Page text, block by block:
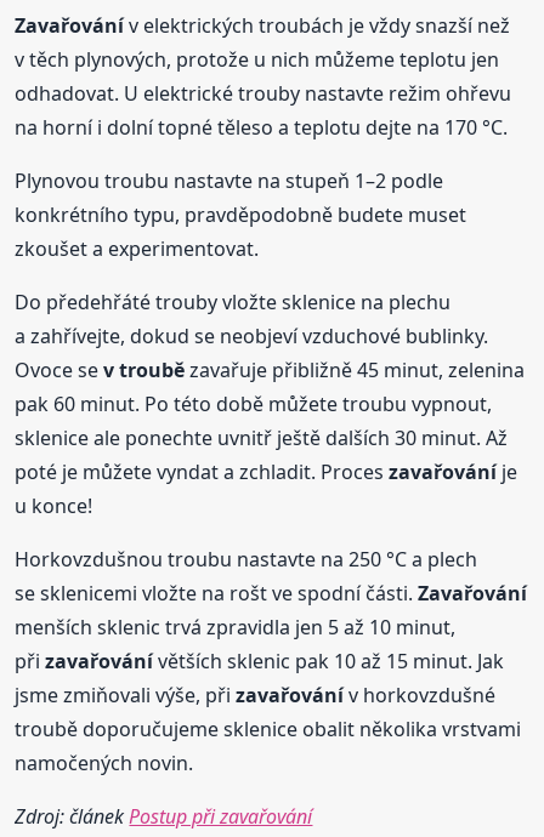
Zavařovánív elektrických troubách je vždy snazší než
v těch plynových, protože u nich můžeme teplotu jen
odhadovat. U elektrické trouby nastavte režim ohřevu
na horní i dolní topné těleso a teplotu dejte na 170 °C.
Plynovou troubu nastavte na stupeň 1–2 podle
konkrétního typu, pravděpodobně budete muset
zkoušet a experimentovat.
Do předehřáté trouby vložte sklenice na plechu
a zahřívejte, dokud se neobjeví vzduchové bublinky.
Ovoce sev troubězavařuje přibližně 45 minut, zelenina
pak 60 minut. Po této době můžete troubu vypnout,
sklenice ale ponechte uvnitř ještě dalších 30 minut. Až
poté je můžete vyndat a zchladit. Proceszavařováníje
u konce!
Horkovzdušnou troubu nastavte na 250 °C a plech
se sklenicemi vložte na rošt ve spodní části.Zavařování
menších sklenic trvá zpravidla jen 5 až 10 minut,
přizavařovánívětších sklenic pak 10 až 15 minut. Jak
jsme zmiňovali výše, přizavařovánív horkovzdušné
troubě doporučujeme sklenice obalit několika vrstvami
namočených novin.
Zdroj: článekPostup při zavařování